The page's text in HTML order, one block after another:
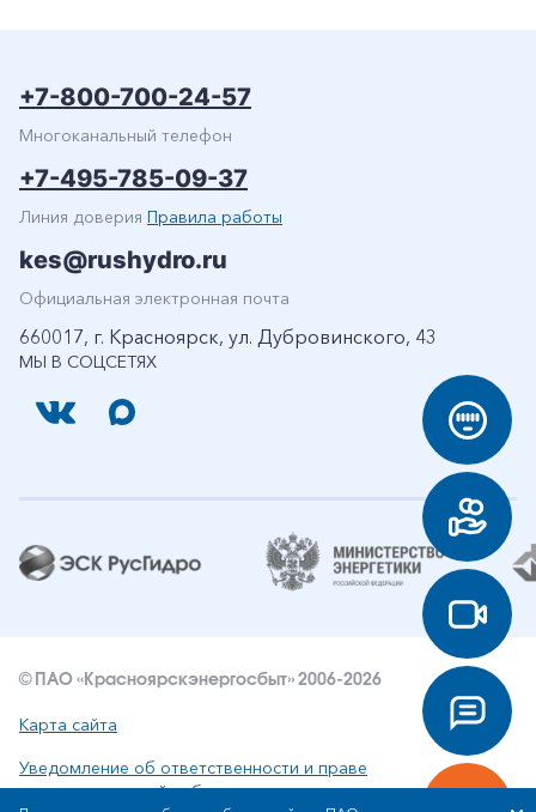
МЫ В СОЦСЕТЯХ
+7-800-700-24-57
Многоканальный телефон
+7-495-785-09-37
Линия доверия Правила работы
kes@rushydro.ru
Официальная электронная почта
660017, г. Красноярск, ул. Дубровинского, 43
© ПАО «Красноярскэнергосбыт» 2006-2026
Карта сайта
Уведомление об ответственности и праве
интеллектуальной собственности